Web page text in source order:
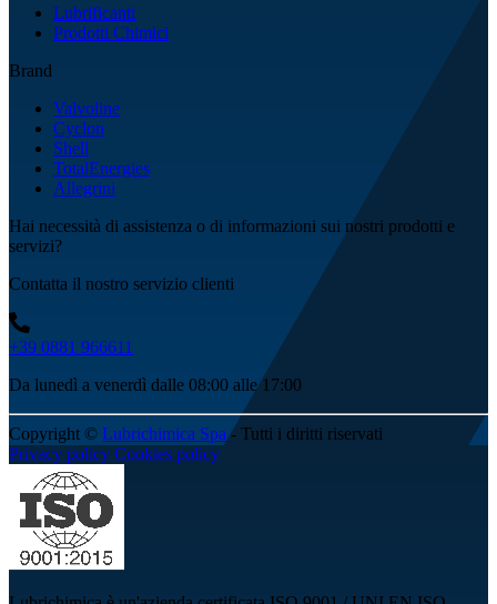
Lubrificanti
Prodotti Chimici
Brand
Valvoline
Cyclon
Shell
TotalEnergies
Allegrini
Hai necessità di assistenza o di informazioni sui nostri prodotti e
servizi?
Contatta il nostro servizio clienti
+39 0881 966611
Da lunedì a venerdì dalle 08:00 alle 17:00
Copyright © Lubrichimica Spa- Tutti i diritti riservati
Privacy policy Cookies policy